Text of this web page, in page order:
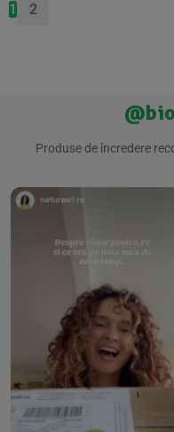
1 2
Produse de încredere